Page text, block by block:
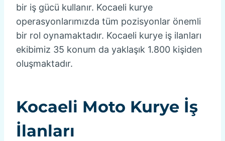
bir iş gücü kullanır. Kocaeli kurye
operasyonlarımızda tüm pozisyonlar önemli
bir rol oynamaktadır. Kocaeli kurye iş ilanları
ekibimiz 35 konum da yaklaşık 1.800 kişiden
oluşmaktadır.
Kocaeli Moto Kurye İş
İlanları